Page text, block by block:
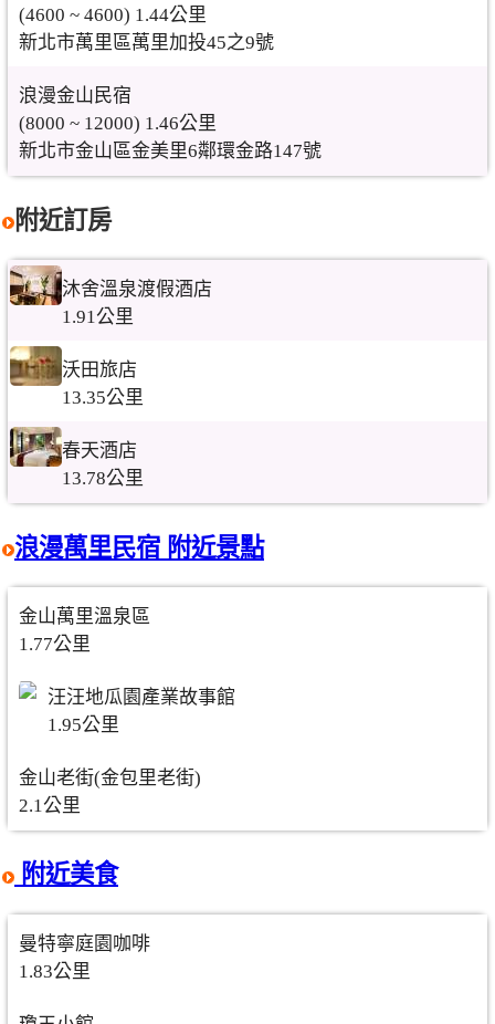
(4600 ~ 4600) 1.44公里
新北市萬里區萬里加投45之9號
浪漫金山民宿
(8000 ~ 12000) 1.46公里
新北市金山區金美里6鄰環金路147號
附近訂房
沐舍溫泉渡假酒店
1.91公里
沃田旅店
13.35公里
春天酒店
13.78公里
浪漫萬里民宿 附近景點
金山萬里溫泉區
1.77公里
汪汪地瓜園產業故事館
1.95公里
金山老街(金包里老街)
2.1公里
附近美食
曼特寧庭園咖啡
1.83公里